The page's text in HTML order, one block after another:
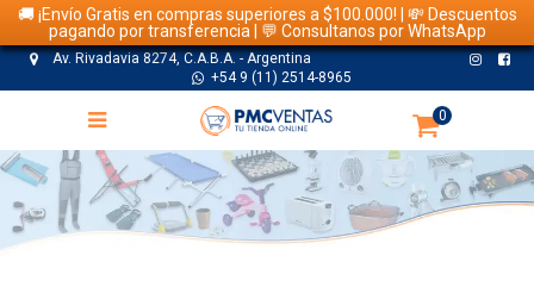
🚚 ¡Envío Gratis en compras superiores a $100.000! | 💸 Descuentos
pagando por transferencia | 💬 Consultanos por WhatsApp
Av. Rivadavia 8274, C.A.B.A. - Argentina
+54 9 (11) 2514-8965
0
TIENDA